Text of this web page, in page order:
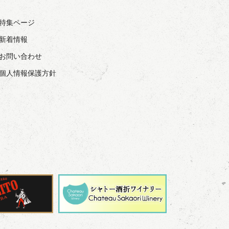
集ページ
着情報
問い合わせ
人情報保護方針